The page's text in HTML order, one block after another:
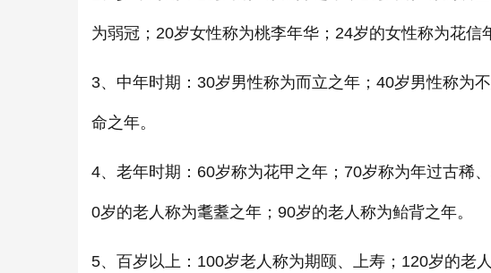
为弱冠；20岁女性称为桃李年华；24岁的女性称为花信
3、中年时期：30岁男性称为而立之年；40岁男性称为
命之年。
4、老年时期：60岁称为花甲之年；70岁称为年过古稀
0岁的老人称为耄耋之年；90岁的老人称为鲐背之年。
5、百岁以上：100岁老人称为期颐、上寿；120岁的老